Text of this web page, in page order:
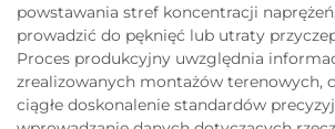
powstawania stref koncentracji
prowadzić do pęknięć lub utraty
Proces produkcyjny uwzględnia
zrealizowanych montażów terenowych,
ciągłe doskonalenie standardów